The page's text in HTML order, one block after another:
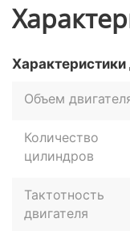
Мотоцикл
четырехтактный
отличную
Двухклапанная
обеспечивает
Максимальная
Характеристики
Объем
Количество
цилиндров
Тактотность
двигателя